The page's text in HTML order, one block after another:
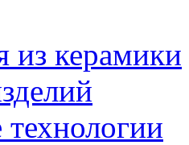
из керамики